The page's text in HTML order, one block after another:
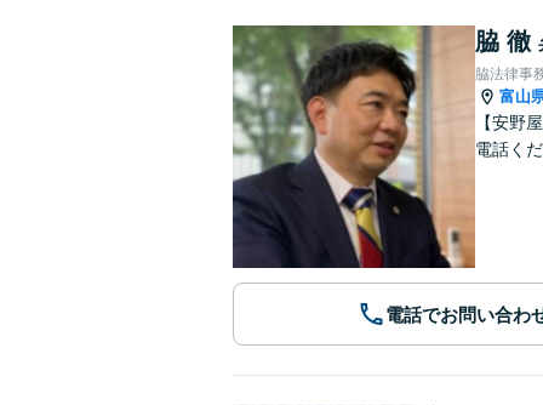
脇 徹
脇法律事
富山
【安野
電話く
電話でお問い合わ